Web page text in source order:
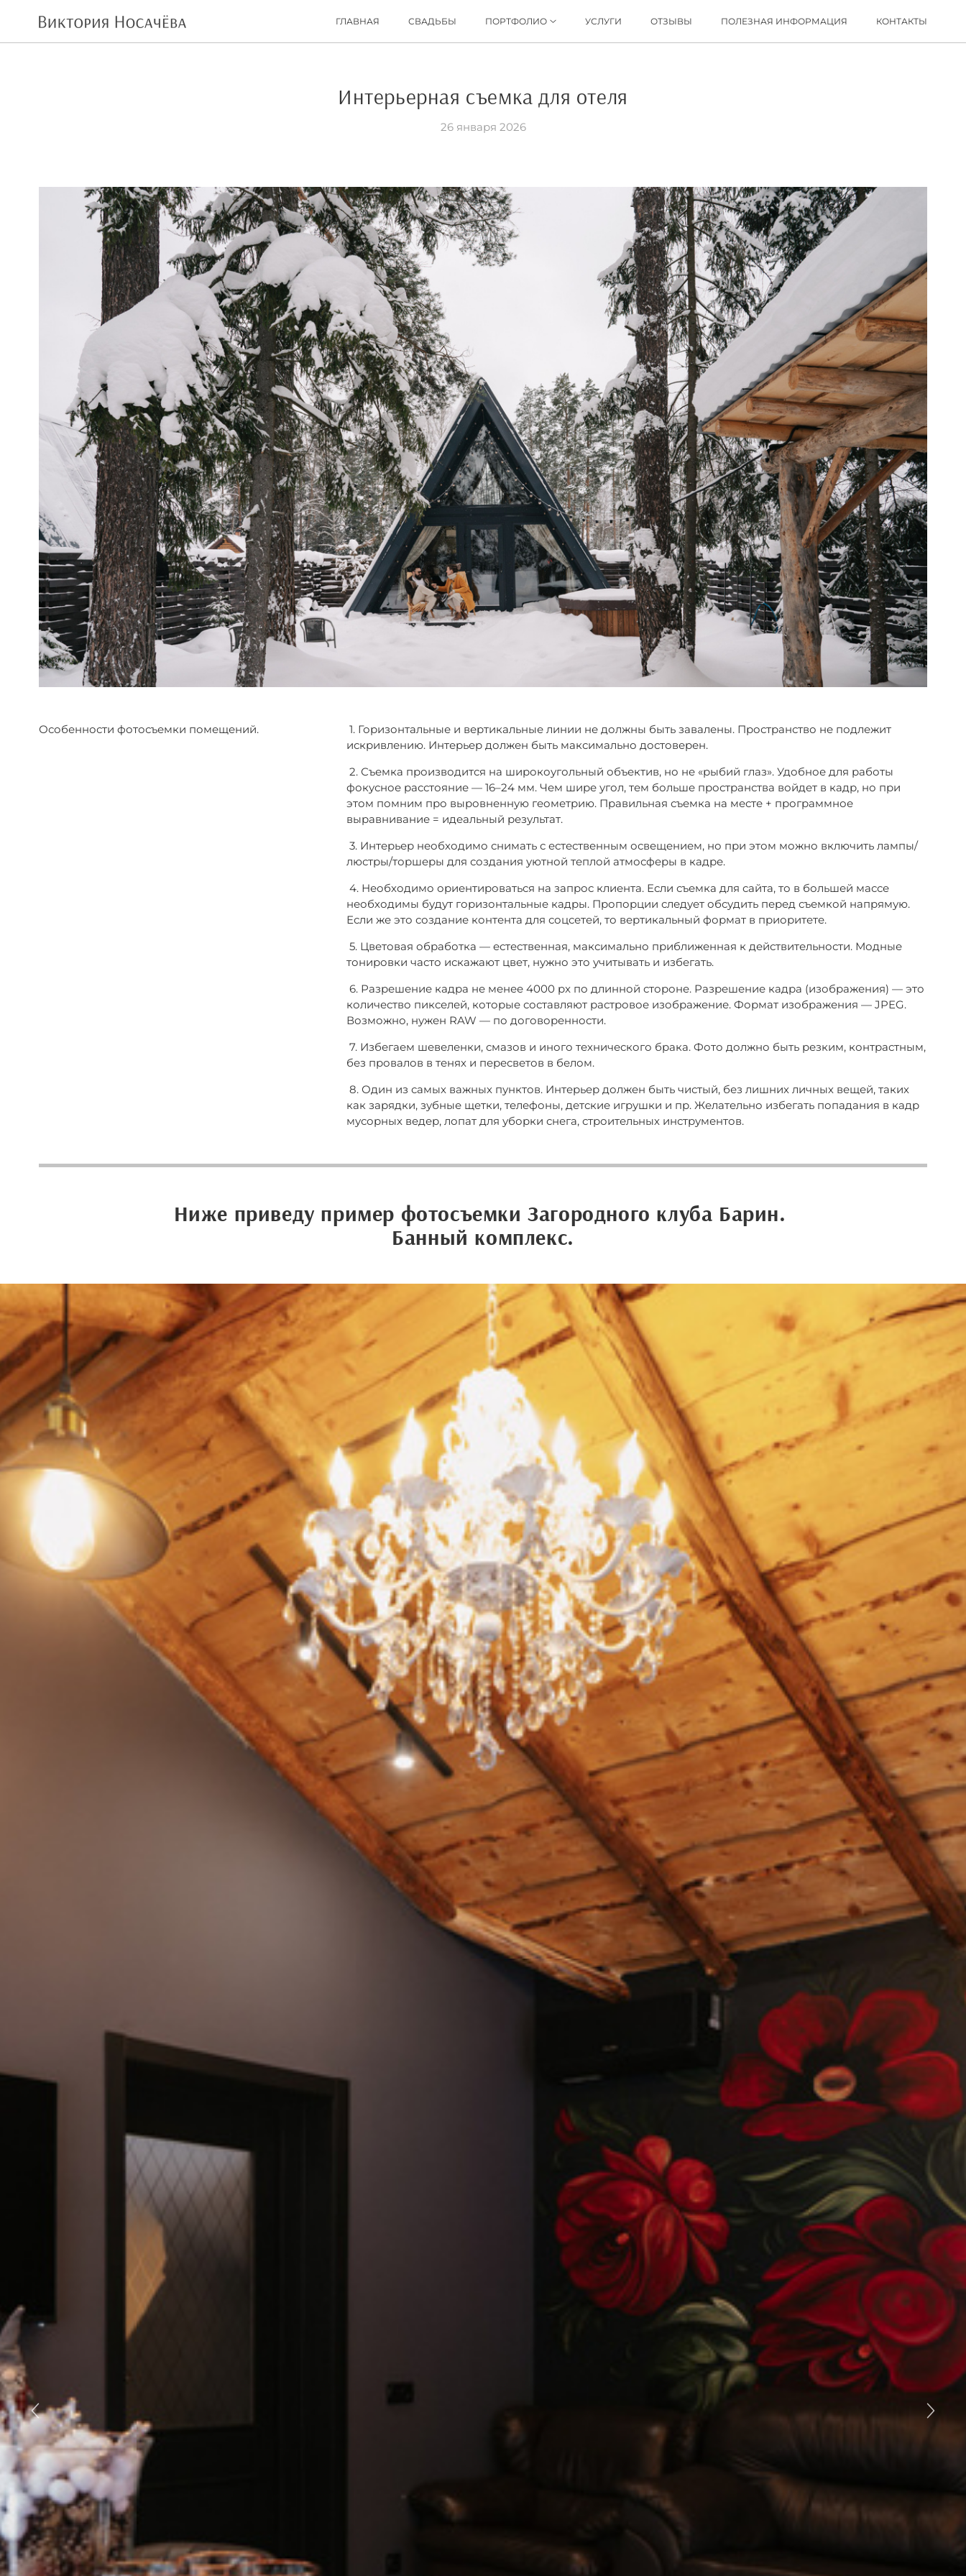
ГЛАВНАЯ СВАДЬБЫ ПОРТФОЛИО УСЛУГИ ОТЗЫВЫ ПОЛЕЗНАЯ ИНФОРМАЦИЯ КОНТАКТЫ
Интерьерная съемка для отеля
26 января 2026
Особенности фотосъемки помещений.
1. Горизонтальные и вертикальные линии не должны быть завалены. Пространство не подлежит
искривлению. Интерьер должен быть максимально достоверен.
2. Съемка производится на широкоугольный объектив, но не «рыбий глаз». Удобное для работы
фокусное расстояние — 16–24 мм. Чем шире угол, тем больше пространства войдет в кадр, но при
этом помним про выровненную геометрию. Правильная съемка на месте + программное
выравнивание = идеальный результат.
3. Интерьер необходимо снимать с естественным освещением, но при этом можно включить лампы/
люстры/торшеры для создания уютной теплой атмосферы в кадре.
4. Необходимо ориентироваться на запрос клиента. Если съемка для сайта, то в большей массе
необходимы будут горизонтальные кадры. Пропорции следует обсудить перед съемкой напрямую.
Если же это создание контента для соцсетей, то вертикальный формат в приоритете.
5. Цветовая обработка — естественная, максимально приближенная к действительности. Модные
тонировки часто искажают цвет, нужно это учитывать и избегать.
6. Разрешение кадра не менее 4000 px по длинной стороне. Разрешение кадра (изображения) — это
количество пикселей, которые составляют растровое изображение. Формат изображения — JPEG.
Возможно, нужен RAW — по договоренности.
7. Избегаем шевеленки, смазов и иного технического брака. Фото должно быть резким, контрастным,
без провалов в тенях и пересветов в белом.
8. Один из самых важных пунктов. Интерьер должен быть чистый, без лишних личных вещей, таких
как зарядки, зубные щетки, телефоны, детские игрушки и пр. Желательно избегать попадания в кадр
мусорных ведер, лопат для уборки снега, строительных инструментов.
Ниже приведу пример фотосъемки Загородного клуба Барин.
Банный комплекс.